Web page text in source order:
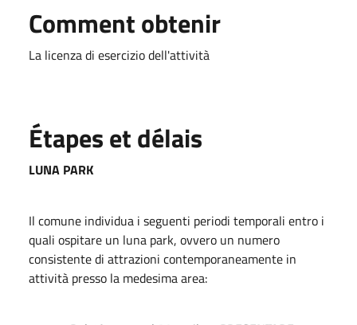
Comment obtenir
La licenza di esercizio dell'attività
Étapes et délais
LUNA PARK
Il comune individua i seguenti periodi temporali entro i
quali ospitare un luna park, ovvero un numero
consistente di attrazioni contemporaneamente in
attività presso la medesima area: